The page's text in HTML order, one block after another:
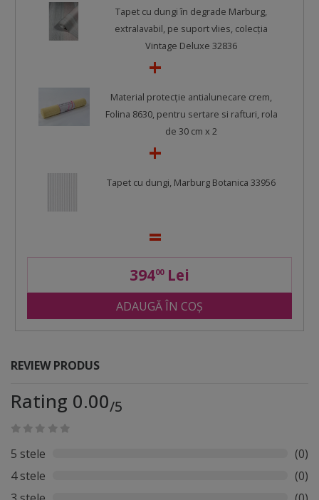
Tapet cu dungi în degrade Marburg,
extralavabil, pe suport vlies, colecţia
Vintage Deluxe 32836
Material protecţie antialunecare crem,
Folina 8630, pentru sertare si rafturi, rola
de 30 cm x 2
Tapet cu dungi, Marburg Botanica 33956
39400Lei
ADAUGĂ ÎN COȘ
REVIEW PRODUS
Rating 0.00/5
5 stele
(0)
4 stele
(0)